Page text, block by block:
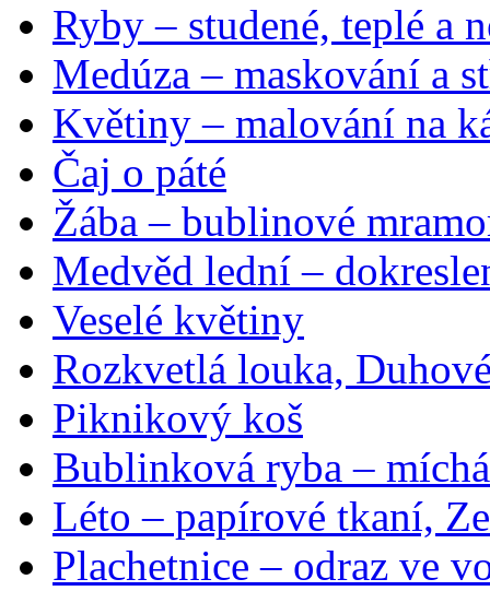
Ryby – studené, teplé a
Medúza – maskování a
Květiny – malování na
Čaj o páté
Žába – bublinové
Medvěd lední –
Veselé květiny
Rozkvetlá louka,
Piknikový koš
Bublinková ryba –
Léto – papírové tkaní,
Plachetnice – odraz ve